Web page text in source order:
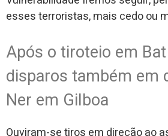
esses terroristas, mais cedo ou
Após o tiroteio em
disparos também em
Ner em Gilboa
Ouviram-se tiros em direção ao